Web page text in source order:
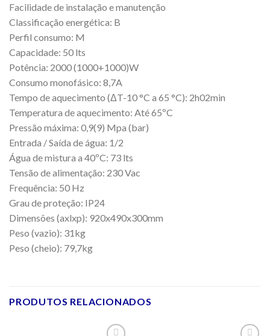
Facilidade de instalação e manutenção
Classificação energética: B
Perfil consumo: M
Capacidade: 50 lts
Potência: 2000 (1000+1000)W
Consumo monofásico: 8,7A
Tempo de aquecimento (ΔT-10 °C a 65 °C): 2h02min
Temperatura de aquecimento: Até 65ºC
Pressão máxima: 0,9(9) Mpa (bar)
Entrada / Saída de água: 1/2
Água de mistura a 40ºC: 73 lts
Tensão de alimentação: 230 Vac
Frequência: 50 Hz
Grau de proteção: IP24
Dimensões (axlxp): 920x490x300mm
Peso (vazio): 31kg
Peso (cheio): 79,7kg
PRODUTOS RELACIONADOS